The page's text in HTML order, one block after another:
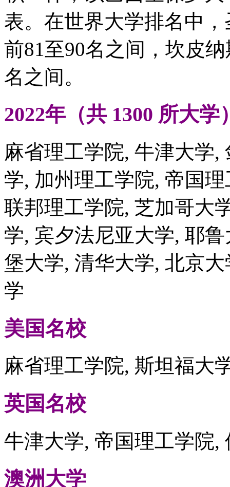
表。在世界大学排名中
前81至90名之间，坎皮
名之间。
2022年（共 1300 所大
麻省理工学院, 牛津大学,
学, 加州理工学院, 帝国
联邦理工学院, 芝加哥大
学, 宾夕法尼亚大学, 耶
堡大学, 清华大学, 北京
学
美国名校
麻省理工学院, 斯坦福大
英国名校
牛津大学, 帝国理工学院,
澳洲大学